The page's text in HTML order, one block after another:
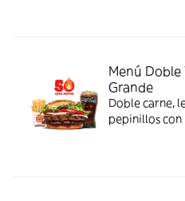
Menú
Grande
Doble carne,
pepinillos